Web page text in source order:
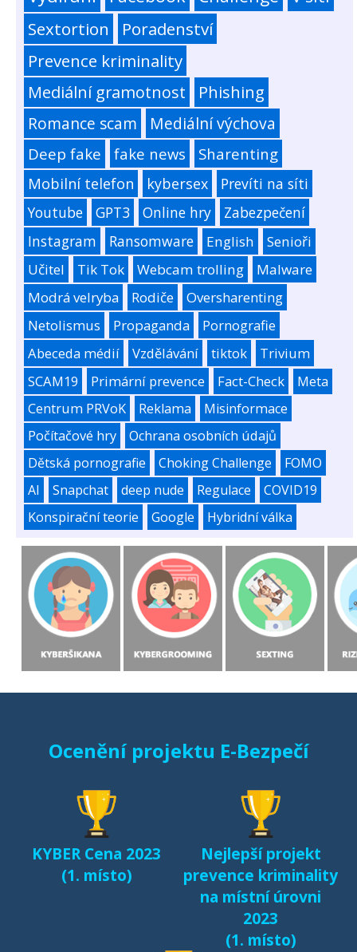
Sextortion
Poradenství
Prevence kriminality
Mediální gramotnost
Phishing
Romance scam
Mediální výchova
Deep fake fake news Sharenting
Mobilní telefon kybersex
Prevíti na síti
Youtube
GPT3 Online hry
Zabezpečení
Instagram
Ransomware English
Senioři
Učitel
Tik Tok Webcam trolling
Malware
Modrá velryba
Rodiče
Oversharenting
Netolismus
Propaganda
Pornografie
Abeceda médií
Vzdělávání tiktok
Trivium
SCAM19
Primární prevence Fact-Check
Meta
Centrum PRVoK
Reklama
Misinformace
Počítačové hry
Ochrana osobních údajů
Dětská pornografie
Choking Challenge
FOMO
AI
Snapchat deep nude Regulace
COVID19
Konspirační teorie
Google Hybridní válka
Ocenění projektu E-Bezpečí
KYBER Cena 2023
(1. místo)
Nejlepší projekt
prevence kriminality
na místní úrovni
2023
(1. místo)